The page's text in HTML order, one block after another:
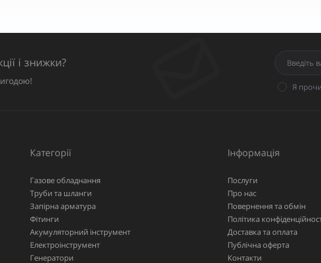
і знижки?
Я
Категорії
Газове обладнання
Труби та шланги
Запірна арматура
Фітинги
Акумуляторний інструмент
Електроінструмент
Генератори
Інформація
Послуги
Про нас
Повернення та обмін
Політика
Доставка та оплата
Публічна оферта
Контакти